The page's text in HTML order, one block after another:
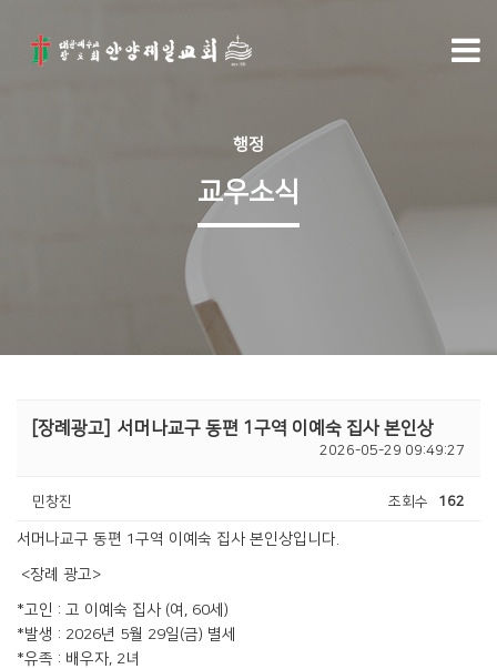
행정
교우소식
[장례광고] 서머나교구 동편 1구역 이예숙 집사 본인상
2026-05-29 09:49:27
민창진 조회수 162
서머나교구 동편 1구역 이예숙 집사 본인상입니다.
<장례 광고>
*고인 : 고 이예숙 집사 (여, 60세)
*발생 : 2026년 5월 29일(금) 별세
*유족 : 배우자, 2녀